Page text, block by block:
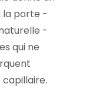
la porte -
-
qui ne